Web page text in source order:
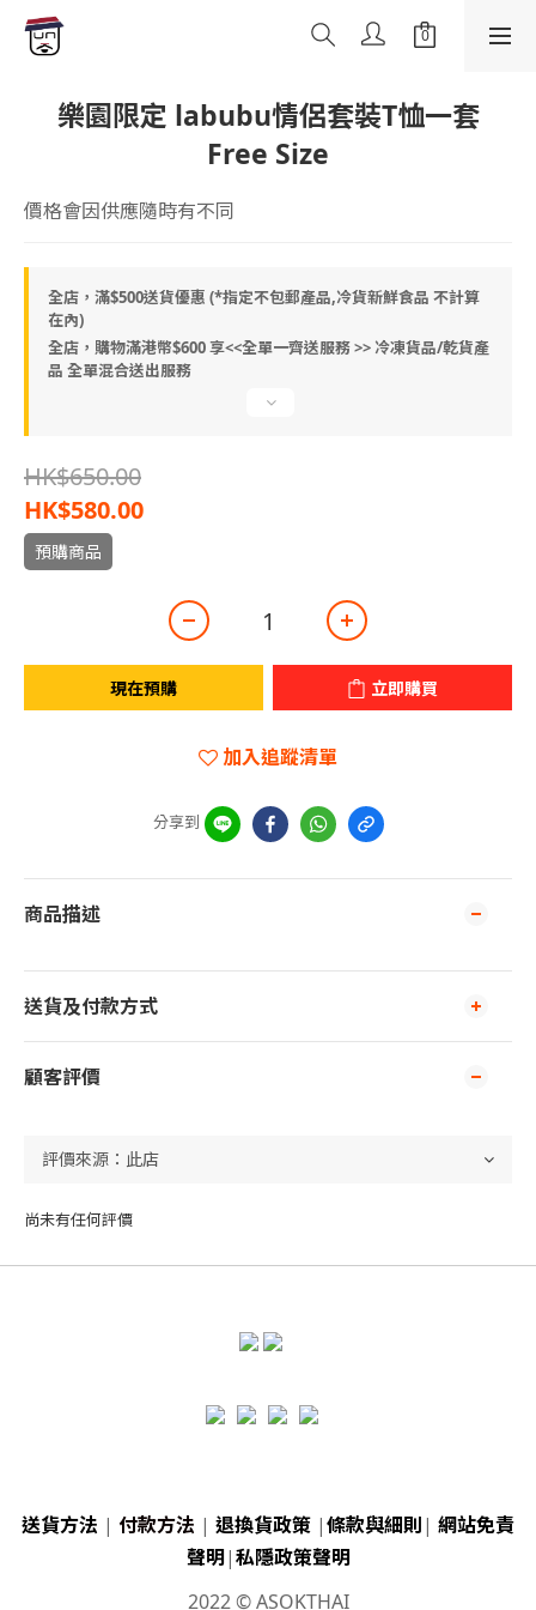
樂園限定 labubu情侶套裝T恤一套
Free Size
價格會因供應隨時有不同
全店，滿$500送貨優惠 (*指定不包郵產品,冷貨新鮮食品 不計算
在內)
全店，購物滿港幣$600 享<<全單一齊送服務 >> 冷凍貨品/乾貨產
品 全單混合送出服務
HK$650.00
HK$580.00
預購商品
現在預購 立即購買
加入追蹤清單
分享到
商品描述
送貨及付款方式
顧客評價
尚未有任何評價
送貨方法 | 付款方法 | 退換貨政策 |條款與細則| 網站免責
聲明|私隱政策聲明
2022 © ASOKTHAI